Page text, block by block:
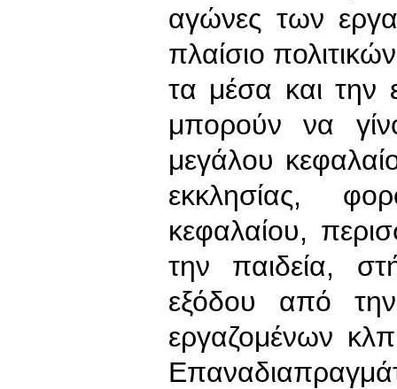
αγώνες των
πλαίσιο
τα μέσα και την
μπορούν να
μεγάλου
εκκλησίας,
κεφαλαίου,
την παιδεία,
εξόδου από
εργαζομένων